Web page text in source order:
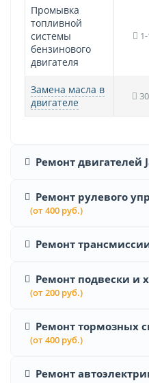
Промывка
топливной
системы
бензинового
двигателя
Замена масла в
двигателе
Ремонт двигателей
Ремонт рулевого
(от 400 руб.)
Ремонт трансмиссии
Ремонт подвески и
(от 200 руб.)
Ремонт тормозных
(от 400 руб.)
Ремонт